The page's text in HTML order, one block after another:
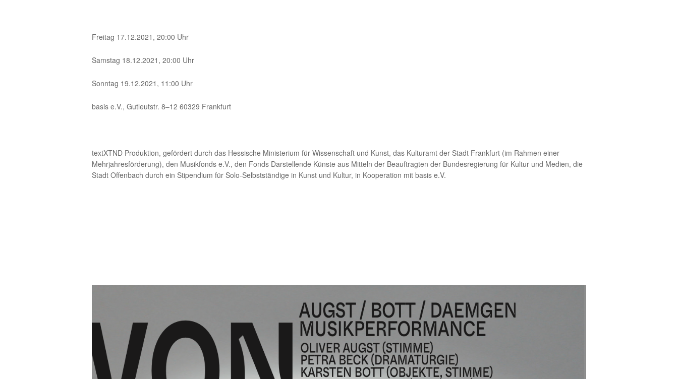
Freitag 17.12.2021, 20:00 Uhr
Samstag 18.12.2021, 20:00 Uhr
Sonntag 19.12.2021, 11:00 Uhr
basis e.V., Gutleutstr. 8–12 60329 Frankfurt
textXTND Produktion, gefördert durch das Hessische Ministerium für Wissenschaft und Kunst, das Kulturamt der Stadt Frankfurt (im Rahmen einer
Mehrjahresförderung), den Musikfonds e.V., den Fonds Darstellende Künste aus Mitteln der Beauftragten der Bundesregierung für Kultur und Medien, die
Stadt Offenbach durch ein Stipendium für Solo-Selbstständige in Kunst und Kultur, in Kooperation mit basis e.V.